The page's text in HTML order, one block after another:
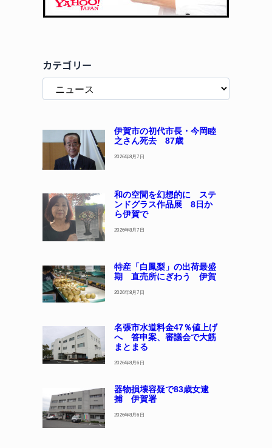
カテゴリー
伊賀市の初代市長・今岡睦
之さん死去 87歳
2026年8月7日
和の空間を幻想的に ステ
ンドグラス作品展 8日か
ら伊賀で
2026年8月7日
特産「白鳳梨」の出荷最盛
期 直売所にぎわう 伊賀
2026年8月7日
名張市水道料金47％値上げ
へ 答申案、審議会で大筋
まとまる
2026年8月6日
器物損壊容疑で83歳女逮
捕 伊賀署
2026年8月6日